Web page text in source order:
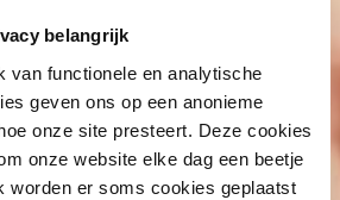
belangrijk
van functionele en analytische
geven ons op een anonieme
onze site presteert. Deze cookies
onze website elke dag een beetje
worden er soms cookies geplaatst